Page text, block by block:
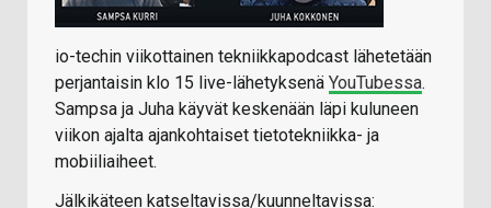
io-techin viikottainen tekniikkapodcast lähetetään
perjantaisin klo 15 live-lähetyksenä YouTubessa.
Sampsa ja Juha käyvät keskenään läpi kuluneen
viikon ajalta ajankohtaiset tietotekniikka- ja
mobiiliaiheet.
Jälkikäteen katseltavissa/kuunneltavissa: